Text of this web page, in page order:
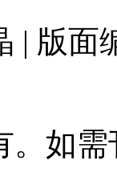
| 版面
。如